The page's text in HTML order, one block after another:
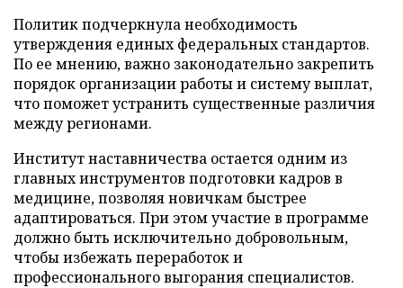
Политик подчеркнула необходимость
утверждения единых федеральных стандартов.
По ее мнению, важно законодательно закрепить
порядок организации работы и систему выплат,
что поможет устранить существенные различия
между регионами.
Институт наставничества остается одним из
главных инструментов подготовки кадров в
медицине, позволяя новичкам быстрее
адаптироваться. При этом участие в программе
должно быть исключительно добровольным,
чтобы избежать переработок и
профессионального выгорания специалистов.